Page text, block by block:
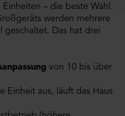
Einheiten – die beste Wahl.
werden mehrere
geschaltet. Das hat drei
von 10 bis über
Einheit aus, läuft das Haus